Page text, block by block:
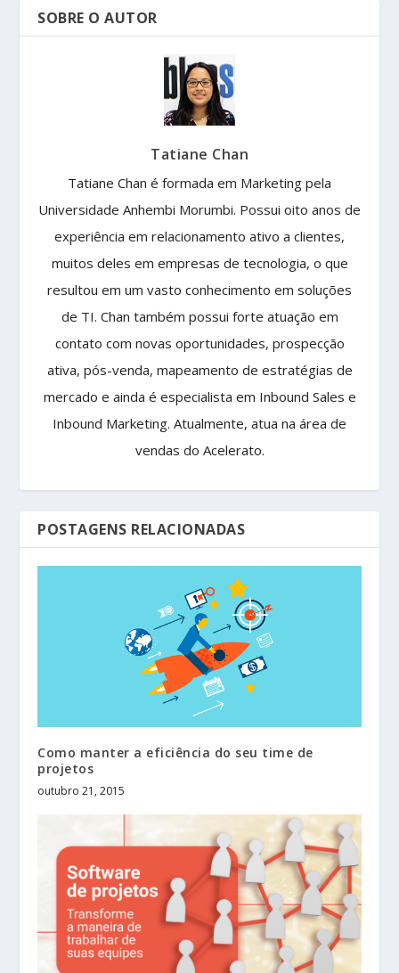
SOBRE O AUTOR
Tatiane Chan
Tatiane Chan é formada em Marketing pela
Universidade Anhembi Morumbi. Possui oito anos de
experiência em relacionamento ativo a clientes,
muitos deles em empresas de tecnologia, o que
resultou em um vasto conhecimento em soluções
de TI. Chan também possui forte atuação em
contato com novas oportunidades, prospecção
ativa, pós-venda, mapeamento de estratégias de
mercado e ainda é especialista em Inbound Sales e
Inbound Marketing. Atualmente, atua na área de
vendas do Acelerato.
POSTAGENS RELACIONADAS
Como manter a eficiência do seu time de
projetos
outubro 21, 2015